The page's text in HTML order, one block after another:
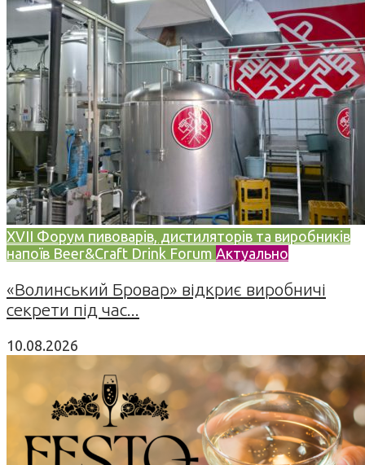
XVII Форум пивоварів, дистиляторів та виробників
напоїв Beer&Craft Drink Forum Актуально
«Волинський Бровар» відкриє виробничі
секрети під час...
10.08.2026